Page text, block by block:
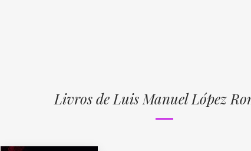
Livros de Luis Manuel López